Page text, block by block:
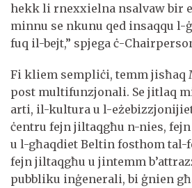
hekk li rnexxielna nsalvaw bir
minnu se nkunu qed insaqqu l-
fuq il-bejt,” spjega ċ-
Fi kliem sempliċi, temm jisħaq
post multifunzjonali. Se jitlaq
arti, il-kultura u l-
ċentru fejn jiltaqgħu n-nies,
u l-għaqdiet Beltin fosthom
fejn jiltaqgħu u jintemm
pubbliku inġenerali, bi ġnien